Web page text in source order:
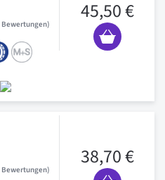
Bewertungen
45,50 €
Bewertungen
38,70 €